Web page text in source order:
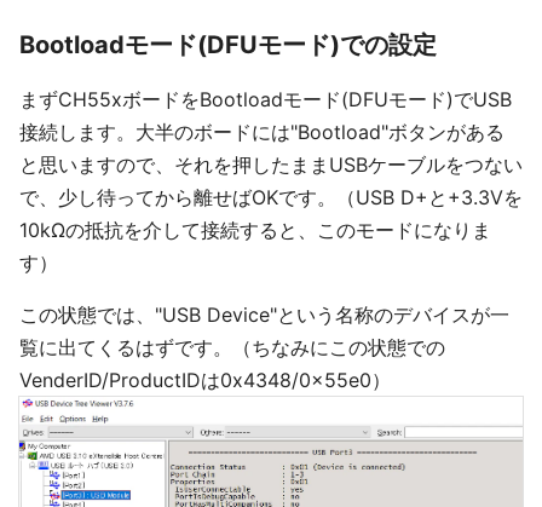
Bootloadモード(DFUモード)での設定
まずCH55xボードをBootloadモード(DFUモード)でUSB
接続します。大半のボードには"Bootload"ボタンがある
と思いますので、それを押したままUSBケーブルをつない
で、少し待ってから離せばOKです。（USB D+と+3.3Vを
10kΩの抵抗を介して接続すると、このモードになりま
す）
この状態では、"USB Device"という名称のデバイスが一
覧に出てくるはずです。（ちなみにこの状態での
VenderID/ProductIDは0x4348/0x55e0）